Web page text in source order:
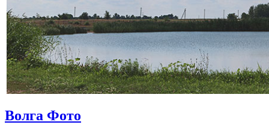
Волга Фото